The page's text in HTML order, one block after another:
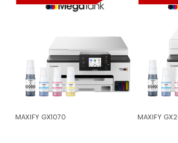
MAXIFY GX1070 MAXIFY